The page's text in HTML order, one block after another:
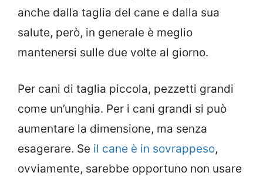
anche dalla taglia del cane e dalla sua
salute, però, in generale è meglio
mantenersi sulle due volte al giorno.
Per cani di taglia piccola, pezzetti grandi
come un’unghia. Per i cani grandi si può
aumentare la dimensione, ma senza
esagerare. Se il cane è in sovrappeso,
ovviamente, sarebbe opportuno non usare